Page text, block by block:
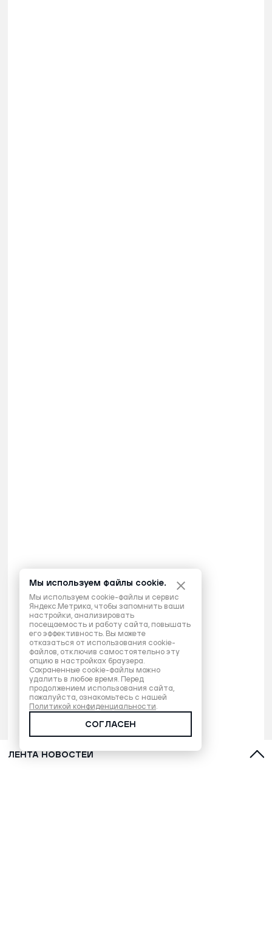
ЛЕНТА НОВОСТЕЙ
Мы используем файлы cookie.
Мы используем cookie-файлы и сервис
Яндекс.Метрика, чтобы запомнить ваши
настройки, анализировать
посещаемость и работу сайта, повышать
его эффективность. Вы можете
отказаться от использования cookie-
файлов, отключив самостоятельно эту
опцию в настройках браузера.
Сохраненные cookie-файлы можно
удалить в любое время. Перед
продолжением использования сайта,
пожалуйста, ознакомьтесь с нашей
Политикой конфиденциальности.
СОГЛАСЕН